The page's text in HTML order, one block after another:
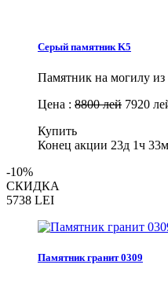
Серый памятник K5
Памятник на могилу из
Цена : 8800 лей 7920
Купить
Конец акции 23д 1ч
-10%
СКИДКА
5738 LEI
Памятник гранит 0309